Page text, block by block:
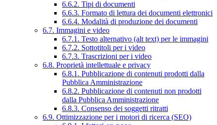
6.6.2. Tipi di documenti
6.6.3. Formato di lettura dei documenti elettronici
6.6.4. Modalità di produzione dei documenti
6.7. Immagini e video
6.7.1. Testo alternativo (alt text) per le immagini
6.7.2. Sottotitoli per i video
6.7.3. Trascrizioni per i video
6.8. Proprietà intellettuale e privacy
6.8.1. Pubblicazione di contenuti prodotti dalla
Pubblica Amministrazione
6.8.2. Pubblicazione di contenuti non prodotti
dalla Pubblica Amministrazione
6.8.3. Consenso dei soggetti ritratti
6.9. Ottimizzazione per i motori di ricerca (SEO)